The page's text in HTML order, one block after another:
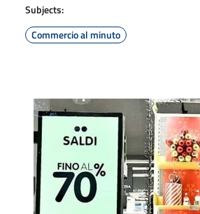
Subjects:
Commercio al minuto